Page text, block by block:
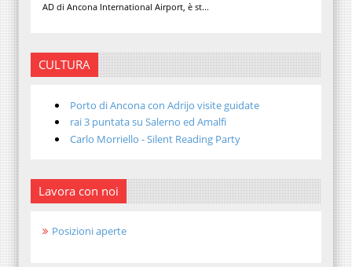
AD di Ancona International Airport, è st...
CULTURA
Porto di Ancona con Adrijo visite guidate
rai 3 puntata su Salerno ed Amalfi
Carlo Morriello - Silent Reading Party
Lavora con noi
Posizioni aperte